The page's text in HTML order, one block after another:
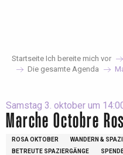
Startseite Ich bereite mich vor
Die gesamte Agenda
Samstag 3. oktober um
Marche Octobre
ROSA OKTOBER WANDERN &
BETREUTE SPAZIERGÄNGE